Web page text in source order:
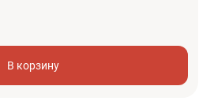
В корзину